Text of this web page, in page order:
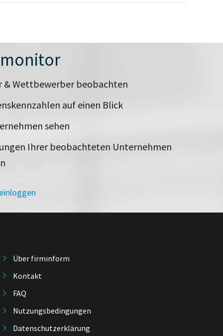
& Wettbewerber beobachten
auf einen Blick
sehen
Ihrer beobachteten Unternehmen
Über firminform
Kontakt
FAQ
Nutzungsbedingungen
Datenschutzerklärung